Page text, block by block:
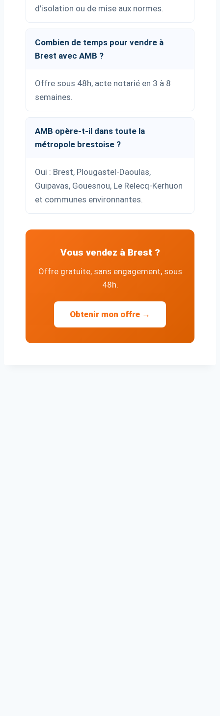
d'isolation ou de mise aux normes.
Combien de temps pour vendre à
Brest avec AMB ?
Offre sous 48h, acte notarié en 3 à 8
semaines.
AMB opère-t-il dans toute la
métropole brestoise ?
Oui : Brest, Plougastel-Daoulas,
Guipavas, Gouesnou, Le Relecq-Kerhuon
et communes environnantes.
Vous vendez à Brest ?
Offre gratuite, sans engagement, sous
48h.
Obtenir mon offre →